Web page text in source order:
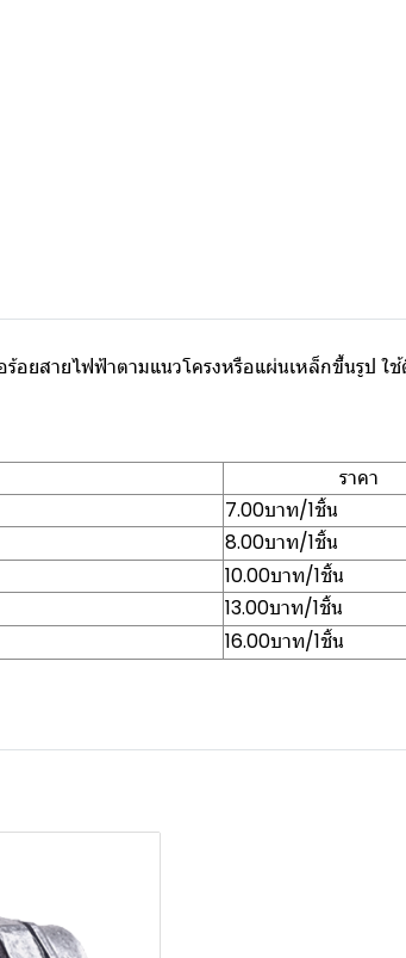
อยสายไฟฟ้าตามแนวโครงหรือแผ่นเหล็กขึ้นรูป ใ
ราคา
7.00บาท/1ชิ้น
8.00บาท/1ชิ้น
10.00บาท/1ชิ้น
13.00บาท/1ชิ้น
16.00บาท/1ชิ้น